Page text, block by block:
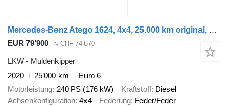
Mercedes-Benz Atego 1624, 4x4, 25.000 km original, Meiller
EUR 79’900 ≈ CHF 74’670
LKW - Muldenkipper
2020
25’000 km
Euro 6
Motorleistung 240 PS (176 kW) Kraftstoff Diesel
Achsenkonfiguration 4x4 Federung Feder/Feder